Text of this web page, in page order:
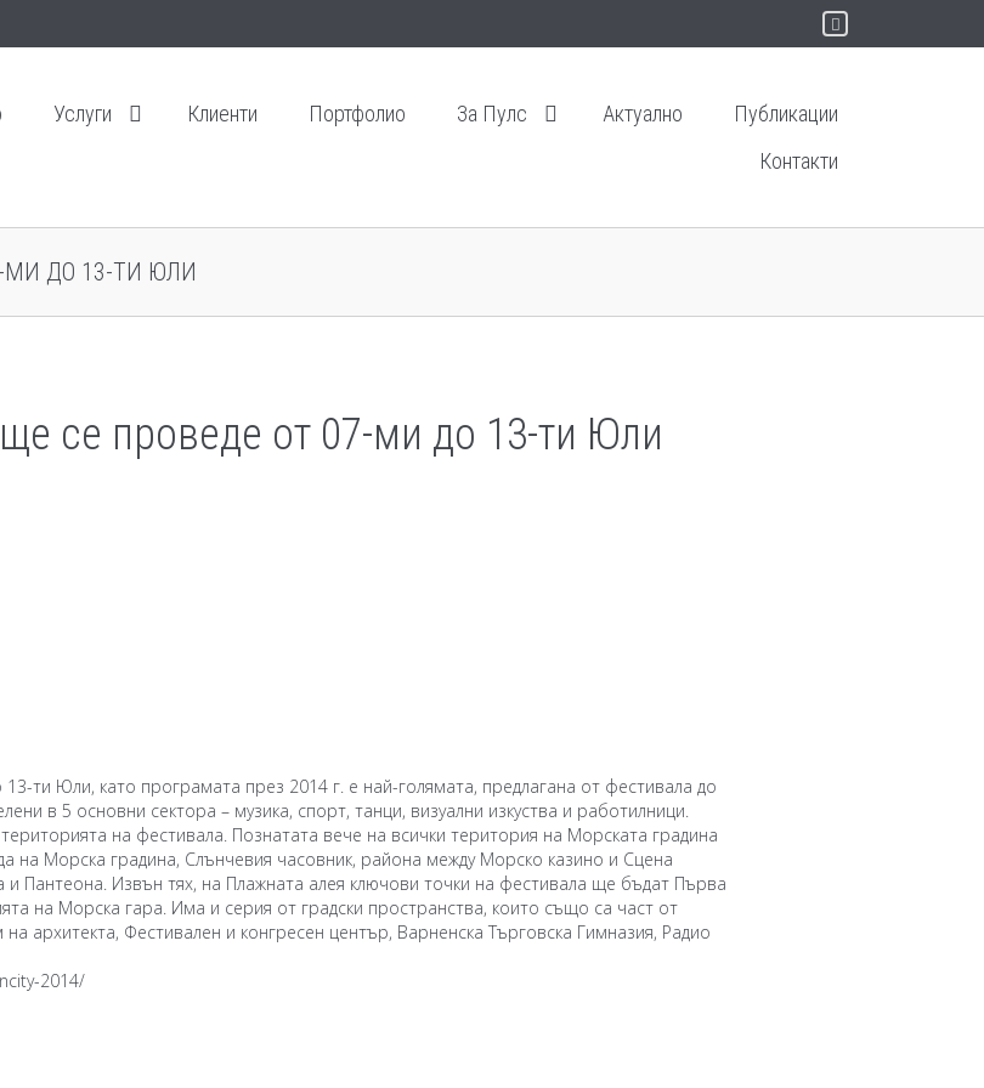
Услуги Клиенти Портфолио За Пулс Актуално
Публикации
Контакти
МИ ДО 13-ТИ ЮЛИ
се проведе от 07-ми до 13-ти Юли
ти Юли, като програмата през 2014 г. е най-голямата, предлагана от фестивала до
в 5 основни сектора – музика, спорт, танци, визуални изкуства и работилници.
на фестивала. Познатата вече на всички територия на Морската градина
на Морска градина, Слънчевия часовник, района между Морско казино и Сцена
Пантеона. Извън тях, на Плажната алея ключови точки на фестивала ще бъдат Първа
на Морска гара. Има и серия от градски пространства, които също са част от
архитекта, Фестивален и конгресен център, Варненска Търговска Гимназия, Радио
2014/